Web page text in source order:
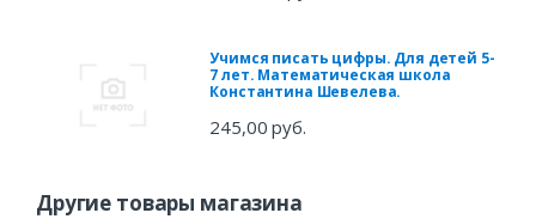
Учимся писать цифры. Для детей 5-
7 лет. Математическая школа
Константина Шевелева.
245,00 руб.
Другие товары магазина